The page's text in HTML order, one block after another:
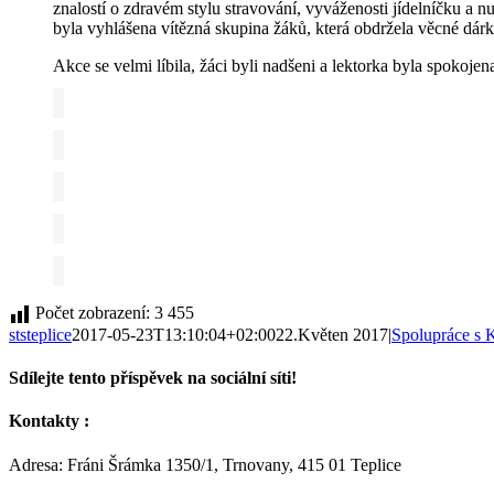
znalostí o zdravém stylu stravování, vyváženosti jídelníčku a
byla vyhlášena vítězná skupina žáků, která obdržela věcné
Akce se velmi líbila, žáci byli nadšeni a lektorka byla
Počet zobrazení: 3 455
ststeplice2017-05-23T13:10:04+02:0022.Květen 2017|Spolupráce s
Sdílejte tento příspěvek na sociální síti!
Facebook
Twitter
Reddit
LinkedIn
Tumblr
Pinterest
Vk
E-
Kontakty :
Adresa: Fráni Šrámka 1350/1, Trnovany, 415 01 Teplice